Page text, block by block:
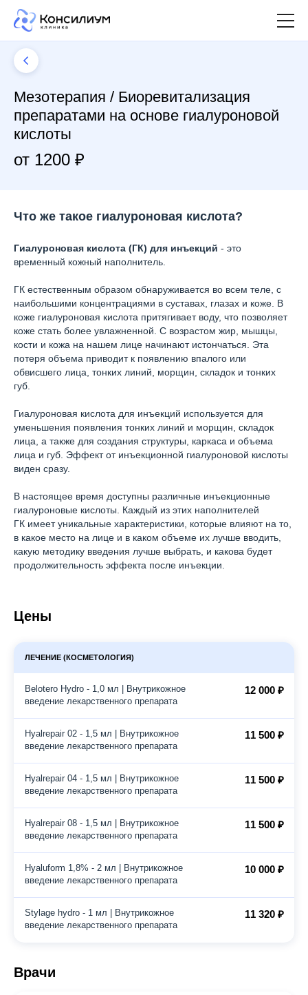
Мезотерапия / Биоревитализация
препаратами на основе гиалуроновой
кислоты
от 1200 ₽
Что же такое гиалуроновая кислота?
Гиалуроновая кислота (ГК) для инъекций - это
временный кожный наполнитель.
ГК естественным образом обнаруживается во всем теле, с
наибольшими концентрациями в суставах, глазах и коже. В
коже гиалуроновая кислота притягивает воду, что позволяет
коже стать более увлажненной. С возрастом жир, мышцы,
кости и кожа на нашем лице начинают истончаться. Эта
потеря объема приводит к появлению впалого или
обвисшего лица, тонких линий, морщин, складок и тонких
губ.
Гиалуроновая кислота для инъекций используется для
уменьшения появления тонких линий и морщин, складок
лица, а также для создания структуры, каркаса и объема
лица и губ. Эффект от инъекционной гиалуроновой кислоты
виден сразу.
В настоящее время доступны различные инъекционные
гиалуроновые кислоты. Каждый из этих наполнителей
ГК имеет уникальные характеристики, которые влияют на то,
в какое место на лице и в каком объеме их лучше вводить,
какую методику введения лучше выбрать, и какова будет
продолжительность эффекта после инъекции.
Цены
ЛЕЧЕНИЕ (КОСМЕТОЛОГИЯ)
Belotero Hydro - 1,0 мл | Внутрикожное
введение лекарственного препарата
12 000 ₽
Hyalrepair 02 - 1,5 мл | Внутрикожное
введение лекарственного препарата
11 500 ₽
Hyalrepair 04 - 1,5 мл | Внутрикожное
введение лекарственного препарата
11 500 ₽
Hyalrepair 08 - 1,5 мл | Внутрикожное
введение лекарственного препарата
11 500 ₽
Hyaluform 1,8% - 2 мл | Внутрикожное
введение лекарственного препарата
10 000 ₽
Stylage hydro - 1 мл | Внутрикожное
введение лекарственного препарата
11 320 ₽
Врачи